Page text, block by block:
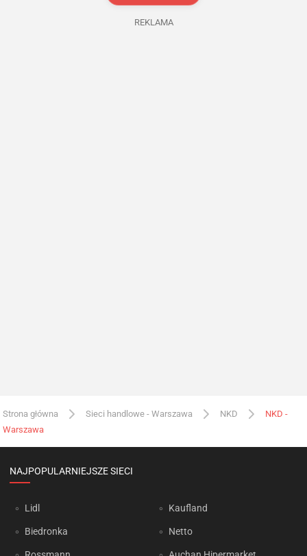
REKLAMA
Strona główna Sieci handlowe - Warszawa NKD
NKD -
Warszawa
NAJPOPULARNIEJSZE SIECI
Lidl
Biedronka
Kaufland
Netto